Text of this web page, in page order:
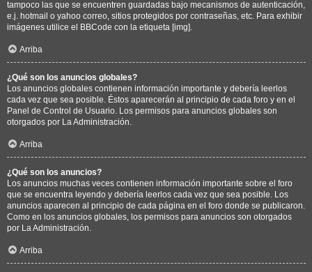
tampoco las que se encuentren guardadas bajo mecanismos de autenticación,
e.j. hotmail o yahoo correo, sitios protegidos por contraseñas, etc. Para exhibir
imágenes utilice el BBCode con la etiqueta [img].
Arriba
¿Qué son los anuncios globales?
Los anuncios globales contienen información importante y debería leerlos
cada vez que sea posible. Éstos aparecerán al principio de cada foro y en el
Panel de Control de Usuario. Los permisos para anuncios globales son
otorgados por La Administración.
Arriba
¿Qué son los anuncios?
Los anuncios muchas veces contienen información importante sobre el foro
que se encuentra leyendo y debería leerlos cada vez que sea posible. Los
anuncios aparecen al principio de cada página en el foro donde se publicaron.
Como en los anuncios globales, los permisos para anuncios son otorgados
por La Administración.
Arriba